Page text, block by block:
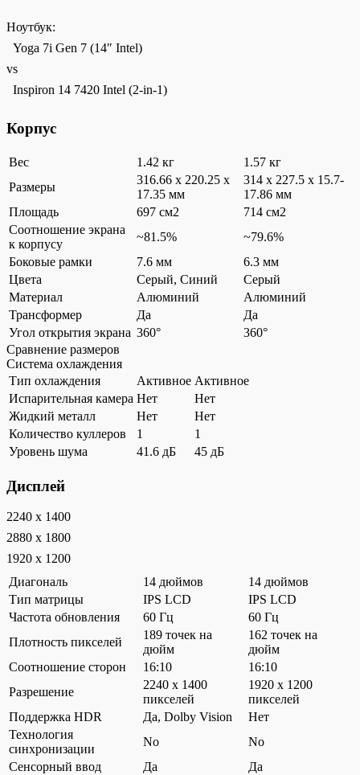
Ноутбук:
Yoga 7i Gen 7 (14″ Intel)
vs
Inspiron 14 7420 Intel (2-in-1)
Корпус
Вес 1.42 кг
1.57 кг
Размеры
316.66 x 220.25 x
17.35 мм
314 x 227.5 x 15.7-
17.86 мм
Площадь
697 см2
714 см2
Соотношение экрана
к корпусу
~81.5%
~79.6%
Боковые рамки
7.6 мм
6.3 мм
Цвета
Серый, Синий
Серый
Материал
Алюминий
Алюминий
Трансформер
Да
Да
Угол открытия экрана 360°
360°
Сравнение размеров
Система охлаждения
Тип охлаждения
Активное Активное
Испарительная камера Нет
Нет
Жидкий металл
Нет
Нет
Количество куллеров
1
1
Уровень шума
41.6 дБ 45 дБ
Дисплей
2240 x 1400
2880 x 1800
1920 x 1200
Диагональ
14 дюймов
14 дюймов
Тип матрицы
IPS LCD
IPS LCD
Частота обновления
60 Гц
60 Гц
Плотность пикселей
189 точек на
дюйм
162 точек на
дюйм
Соотношение сторон
16:10
16:10
Разрешение
2240 x 1400
пикселей
1920 x 1200
пикселей
Поддержка HDR
Да, Dolby Vision
Нет
Технология
синхронизации
No
No
Сенсорный ввод
Да
Да